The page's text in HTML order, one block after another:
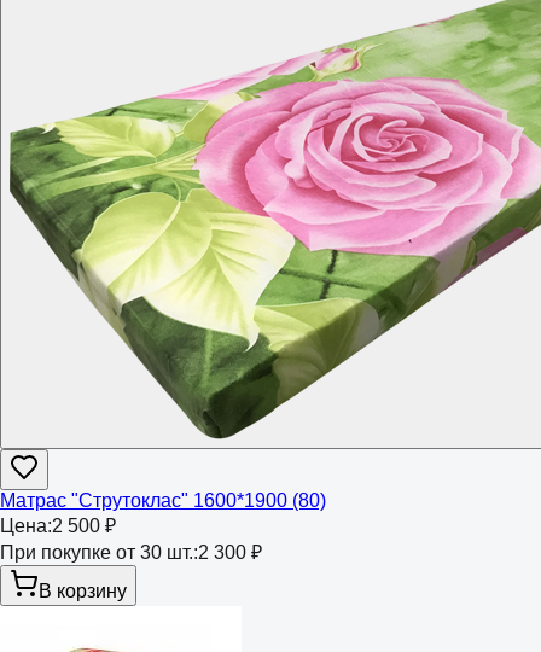
Матрас "Струтоклас" 1600*1900 (80)
Цена:2 500 ₽
При покупке от 30 шт.:2 300 ₽
В корзину